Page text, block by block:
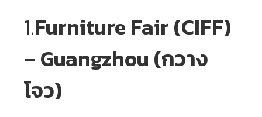
1.Furniture Fair (CIFF)
– Guangzhou (กวาง
โจว)